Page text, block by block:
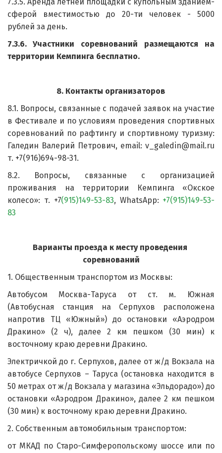
сферой вместимостью до 20-ти человек - 5000
рублей за день.
7.3.6. Участники соревнований размещаются на
территории Кемпинга бесплатно.
8. Контакты организаторов
8.1. Вопросы, связанные с подачей заявок на участие
в Фестивале и по условиям проведения спортивных
соревнований по рафтингу и спортивному туризму:
Галедин Валерий Петрович, email: v_galedin@mail.ru
т. +7(916)694-98-31.
8.2. Вопросы, связанные с организацией
проживания на территории Кемпинга «Окское
колесо»: т. +7(915)149-53-83, WhatsApp: +7(915)149-53-
83
Варианты проезда к месту проведения
соревнований
1. Общественным транспортом из Москвы:
Автобусом Москва-Таруса от ст. м. Южная
(Автобусная станция на Серпухов расположена
напротив ТЦ «Южный») до остановки «Аэродром
Дракино» (2 ч), далее 2 км пешком (30 мин) к
восточному краю деревни Дракино.
Электричкой до г. Серпухов, далее от ж/д Вокзала на
автобусе Серпухов – Таруса (остановка находится в
50 метрах от ж/д Вокзала у магазина «Эльдорадо») до
остановки «Аэродром Дракино», далее 2 км пешком
(30 мин) к восточному краю деревни Дракино.
2. Собственным автомобильным транспортом:
от МКАД по Старо-Симферопольскому шоссе или по